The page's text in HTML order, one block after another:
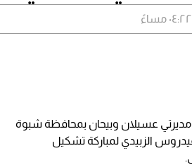
عسيلان وبيحان بمحافظة شبوة
عيدروس الزبيدي لمباركة تشكيل